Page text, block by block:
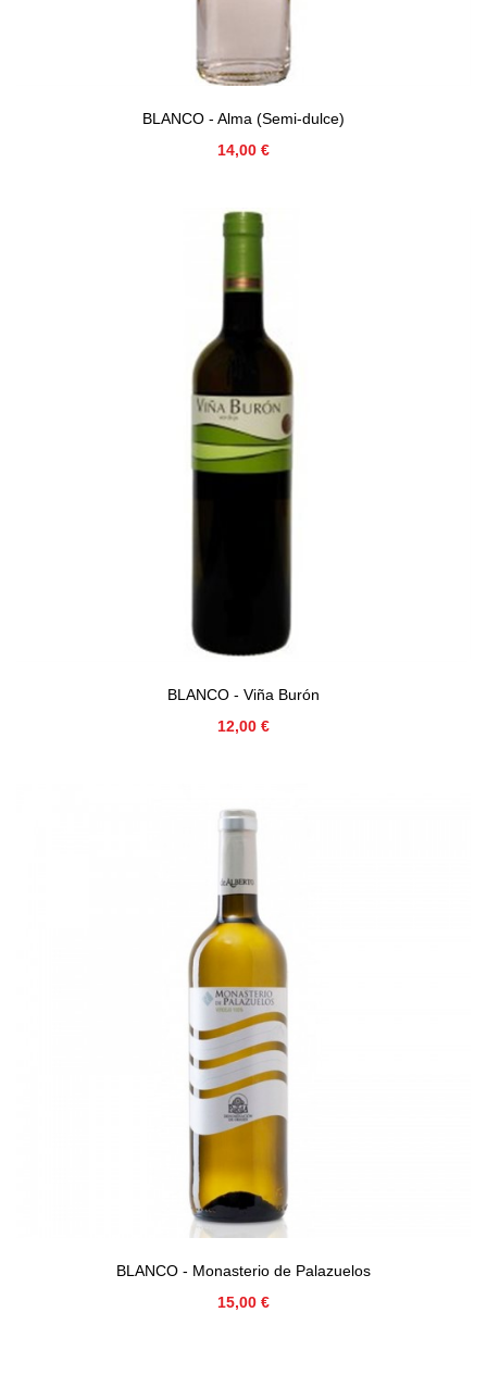
BLANCO - Alma (Semi-dulce)
Precio
14,00 €
BLANCO - Viña Burón
Precio
12,00 €
BLANCO - Monasterio de Palazuelos
Precio
15,00 €